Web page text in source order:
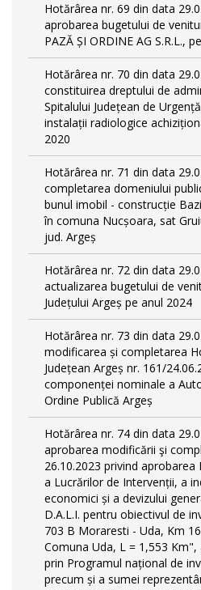
Hotărârea nr. 69 din data
aprobarea bugetului de
PAZĂ ȘI ORDINE AG S.R.L.,
Hotărârea nr. 70 din data
constituirea dreptului de
Spitalului Județean de
instalații radiologice
2020
Hotărârea nr. 71 din data
completarea domeniului
bunul imobil - construcție
în comuna Nucșoara, sat
jud. Argeș
Hotărârea nr. 72 din data
actualizarea bugetului de
Județului Argeș pe anul 2024
Hotărârea nr. 73 din data
modificarea și completarea
Județean Argeș nr. 161/
componenței nominale a
Ordine Publică Argeș
Hotărârea nr. 74 din data
aprobarea modificării şi
26.10.2023 privind
a Lucrărilor de Intervenții, a
economici și a devizului
D.A.L.I. pentru obiectivul de
703 B Moraresti - Uda, Km
Comuna Uda, L = 1,553
prin Programul național de
precum și a sumei